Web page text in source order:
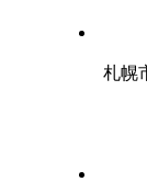
札幌